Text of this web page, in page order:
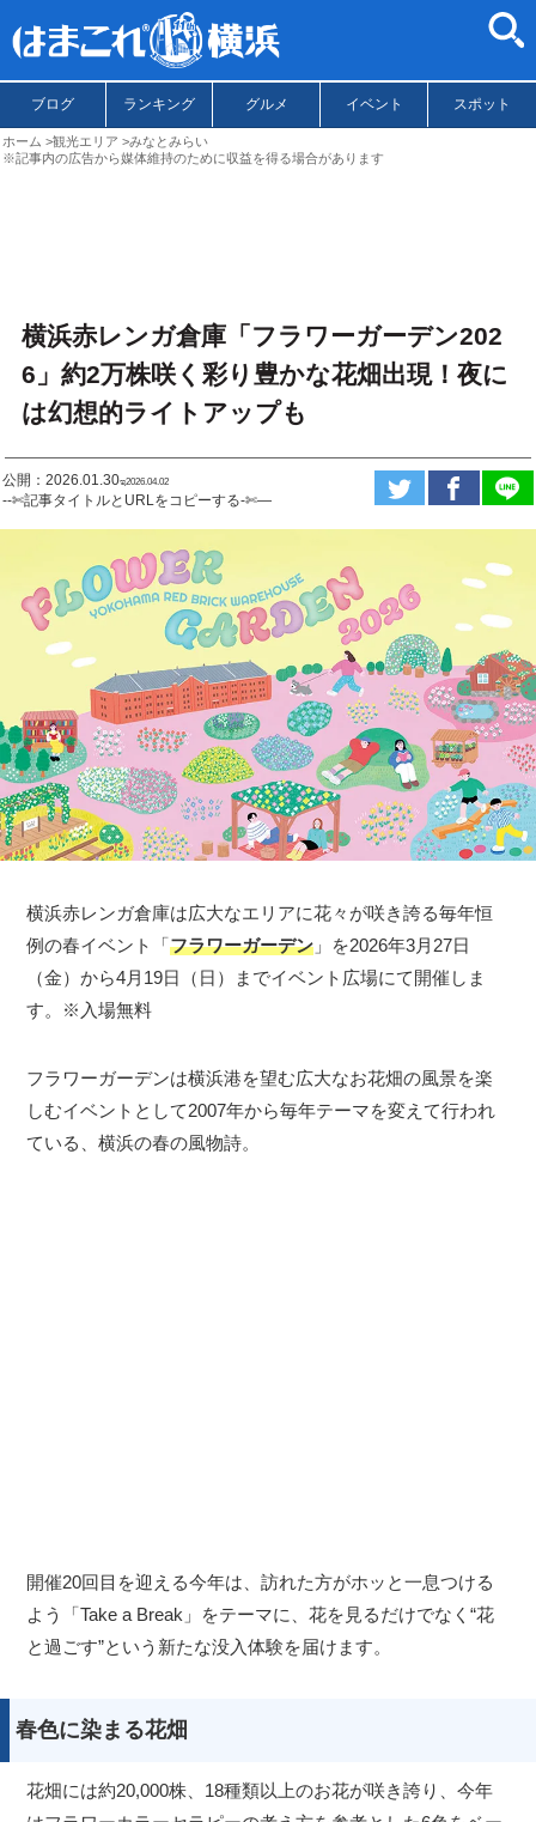
ブログ ランキング グルメ イベント スポット
ホーム 観光エリア
みなとみらい
※記事内の広告から媒体維持のために収益を得る場合があります
横浜赤レンガ倉庫「フラワーガーデン202
6」約2万株咲く彩り豊かな花畑出現！夜に
は幻想的ライトアップも
公開：2026.01.30ಇ2026.04.02
--✄記事タイトルとURLをコピーする-✄—
横浜赤レンガ倉庫は広大なエリアに花々が咲き誇る毎年恒
例の春イベント「フラワーガーデン 」を2026年3月27日
（金）から4月19日（日）までイベント広場にて開催しま
す。※入場無料
フラワーガーデンは横浜港を望む広大なお花畑の風景を楽
しむイベントとして2007年から毎年テーマを変えて行われ
ている、横浜の春の風物詩。
開催20回目を迎える今年は、訪れた方がホッと一息つける
よう「Take a Break」をテーマに、花を見るだけでなく“花
と過ごす”という新たな没入体験を届けます。
春色に染まる花畑
花畑には約20,000株、18種類以上のお花が咲き誇り、今年